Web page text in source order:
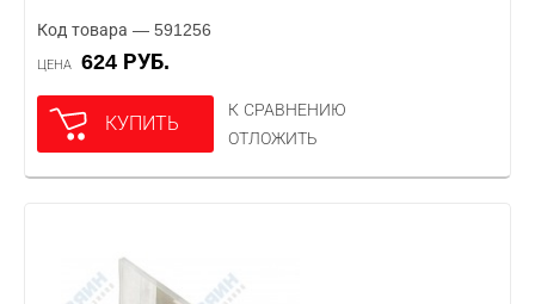
Код товара — 591256
ЦЕНА 624 РУБ.
КУПИТЬ
К СРАВНЕНИЮ
ОТЛОЖИТЬ